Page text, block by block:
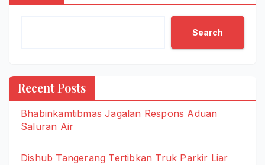
Search
Recent Posts
Bhabinkamtibmas Jagalan Respons Aduan
Saluran Air
Dishub Tangerang Tertibkan Truk Parkir Liar